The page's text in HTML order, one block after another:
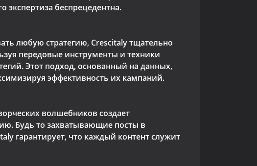
экспертиза беспрецедентна.
любую стратегию, Crescitaly тщательно
передовые инструменты и техники
Этот подход, основанный на данных,
эффективность их кампаний.
волшебников создает
Будь то захватывающие посты в
гарантирует, что каждый контент служит